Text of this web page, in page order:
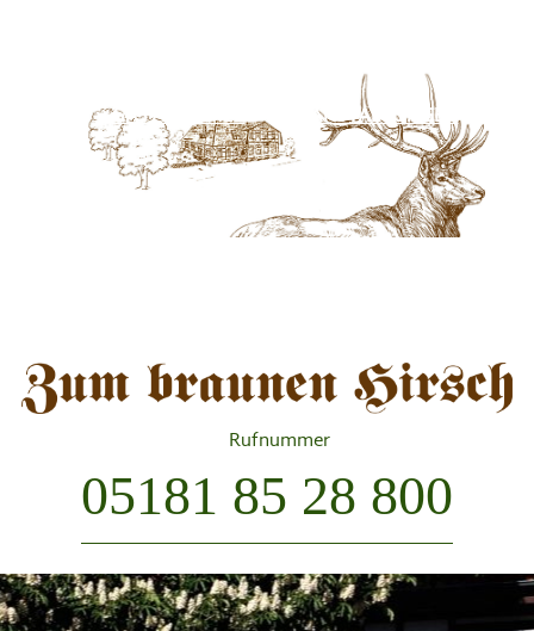
GÄSTEZIMMER VERANSTALTUNGEN
Rufnummer
05181 85 28 800